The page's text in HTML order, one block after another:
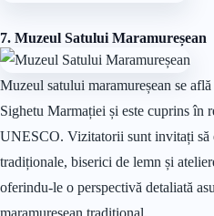
7. Muzeul Satului Maramureșean
Muzeul satului maramureșean se
Sighetu Marmației și este cuprins în
UNESCO. Vizitatorii sunt invitați să
tradiționale, biserici de lemn și
oferindu-le o perspectivă detaliată
maramureșean tradițional.